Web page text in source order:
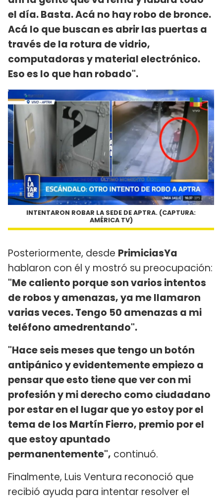
el día. Basta. Acá no hay robo de bronce.
Acá lo que buscan es abrir las puertas a
través de la rotura de vidrio,
computadoras y material electrónico.
Eso es lo que han robado".
INTENTARON ROBAR LA SEDE DE APTRA. (CAPTURA:
AMÉRICA TV)
Posteriormente, desde PrimiciasYa
hablaron con él y mostró su preocupación:
"Me caliento porque son varios intentos
de robos y amenazas, ya me llamaron
varias veces. Tengo 50 amenazas a mi
teléfono amedrentando".
"Hace seis meses que tengo un botón
antipánico y evidentemente empiezo a
pensar que esto tiene que ver con mi
profesión y mi derecho como ciudadano
por estar en el lugar que yo estoy por el
tema de los Martín Fierro, premio por el
que estoy apuntado
permanentemente", continuó.
Finalmente, Luis Ventura reconoció que
recibió ayuda para intentar resolver el